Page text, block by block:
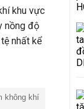
khu vực
nồng độ
nhất kể
không khí